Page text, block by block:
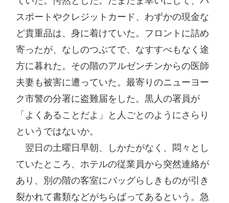
スポートやクレジットカード、わずかの現金な
ど貴重品は、身に着けていた。フロントに詰め
寄ったが、なしのつぶてで、なすすべもなく途
方に暮れた。その階のアルゼンチンからの医師
夫妻も被害に遭っていた。最寄りのニューヨー
ク市警の分署に盗難届をした。黒人の署員が
「よくあることだよ」と人ごとのようにさらり
というではないか。
翌日の土曜日早朝、しかたがなく、悶々とし
ていたところ、ホテルの従業員から突然連絡が
あり、別の階の客室にバッグらしきものが引き
裂かれて書類などがちらばってあるという。急